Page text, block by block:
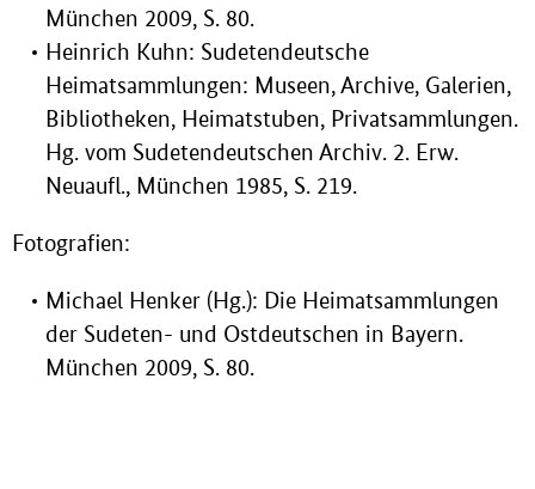
München 2009, S. 80.
Heinrich Kuhn: Sudetendeutsche
Heimatsammlungen: Museen, Archive, Galerien,
Bibliotheken, Heimatstuben, Privatsammlungen.
Hg. vom Sudetendeutschen Archiv. 2. Erw.
Neuaufl., München 1985, S. 219.
Fotografien:
Michael Henker (Hg.): Die Heimatsammlungen
der Sudeten- und Ostdeutschen in Bayern.
München 2009, S. 80.